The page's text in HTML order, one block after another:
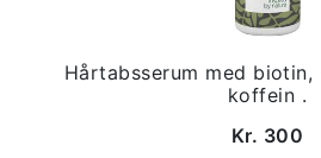
Hårtabsserum med biotin,
koffein .
Kr. 300